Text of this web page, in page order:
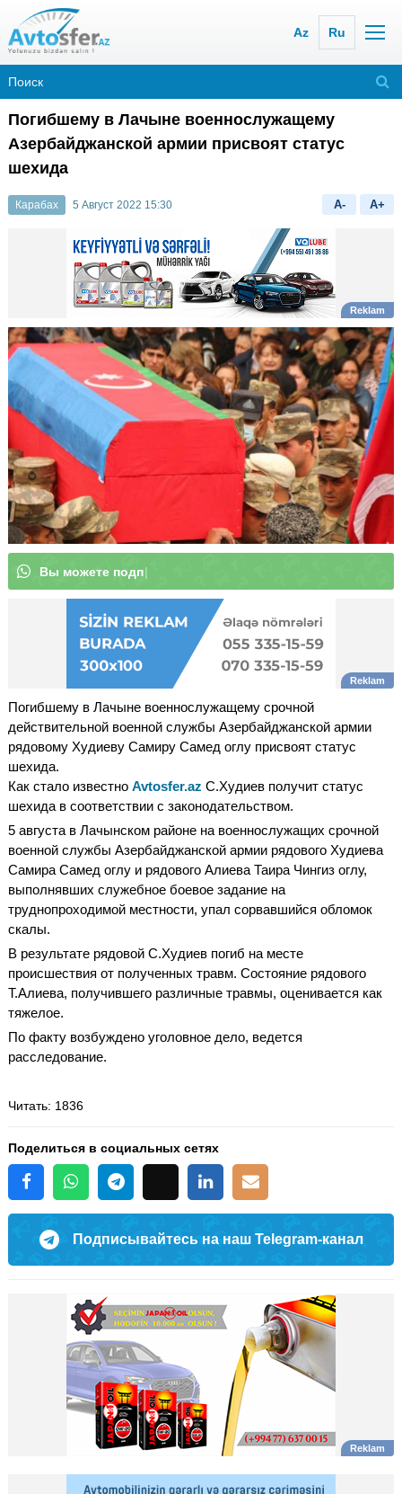
Az Ru
Погибшему в Лачыне военнослужащему
Азербайджанской армии присвоят статус
шехида
Карабах 5 Август 2022 15:30 A- A+
Вы м|
Погибшему в Лачыне военнослужащему срочной
действительной военной службы Азербайджанской армии
рядовому Худиеву Самиру Самед оглу присвоят статус
шехида.
Как стало известно Avtosfer.az С.Худиев получит статус
шехида в соответствии с законодательством.
5 августа в Лачынском районе на военнослужащих срочной
военной службы Азербайджанской армии рядового Худиева
Самира Самед оглу и рядового Алиева Таира Чингиз оглу,
выполнявших служебное боевое задание на
труднопроходимой местности, упал сорвавшийся обломок
скалы.
В результате рядовой С.Худиев погиб на месте
происшествия от полученных травм. Состояние рядового
Т.Алиева, получившего различные травмы, оценивается как
тяжелое.
По факту возбуждено уголовное дело, ведется
расследование.
Читать: 1836
Поделиться в социальных сетях
Подписывайтесь на наш Telegram-канал